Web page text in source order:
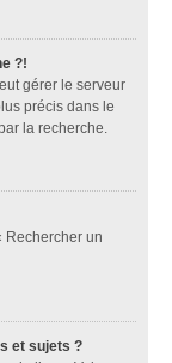
?!
gérer le serveur
précis dans le
la recherche.
Rechercher un
et sujets ?